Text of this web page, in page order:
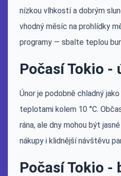
nízkou vlhkostí a dobrým
vhodný měsíc na prohlídky
programy — sbalte teplou
Počasí Tokio -
Únor je podobně chladný
teplotami kolem 10 °C.
rána, ale dny mohou být
nákupy i klidnější návštěvu
Počasí Tokio -